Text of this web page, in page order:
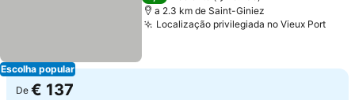
Escolha popular
a 2.3 km de Saint-Giniez
Localização privilegiada no Vieux Port
De € 137